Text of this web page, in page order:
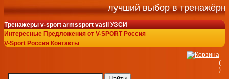
лучший выбор в
Тренажеры v-sport armssport vasil УЗСИ
Интересные Предложения от V-SPORT Россия
V-Sport Россия Контакты
(
)